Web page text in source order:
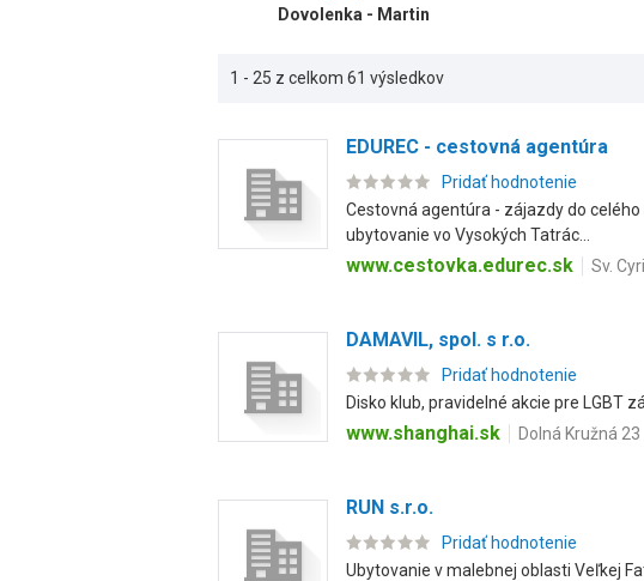
Dovolenka - Martin
1 - 25 z celkom 61 výsledkov
EDUREC - cestovná agentúra
Pridať hodnotenie
Cestovná agentúra - zájazdy do
ubytovanie vo Vysokých Tatrác...
www.cestovka.edurec.sk Sv.
DAMAVIL, spol. s r.o.
Pridať hodnotenie
Disko klub, pravidelné akcie pre LGBT
www.shanghai.sk Dolná Kružná
RUN s.r.o.
Pridať hodnotenie
Ubytovanie v malebnej oblasti Veľkej